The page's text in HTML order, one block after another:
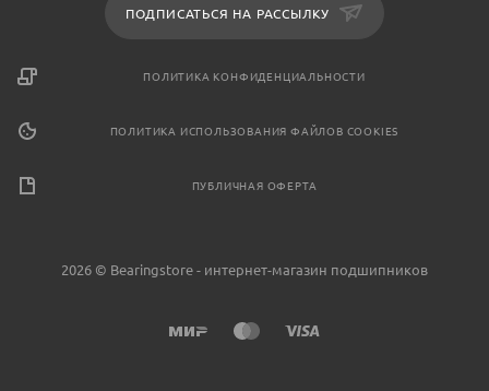
ПОДПИСАТЬСЯ НА РАССЫЛКУ
ПОЛИТИКА КОНФИДЕНЦИАЛЬНОСТИ
ПОЛИТИКА ИСПОЛЬЗОВАНИЯ ФАЙЛОВ COOKIES
ПУБЛИЧНАЯ ОФЕРТА
2026 © Bearingstore - интернет-магазин подшипников